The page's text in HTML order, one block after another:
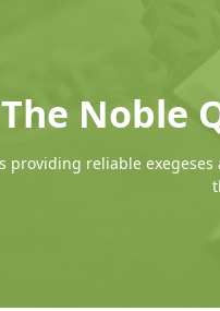
The Noble
providing reliable